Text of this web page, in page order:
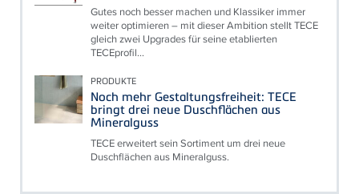
Gutes noch besser machen und Klassiker immer
weiter optimieren – mit dieser Ambition stellt TECE
gleich zwei Upgrades für seine etablierten
TECEprofil...
PRODUKTE
Noch mehr Gestaltungsfreiheit: TECE
bringt drei neue Duschflächen aus
Mineralguss
TECE erweitert sein Sortiment um drei neue
Duschflächen aus Mineralguss.